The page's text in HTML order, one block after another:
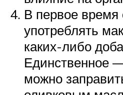
В первое время
употреблять
каких-либо
Единственное
можно